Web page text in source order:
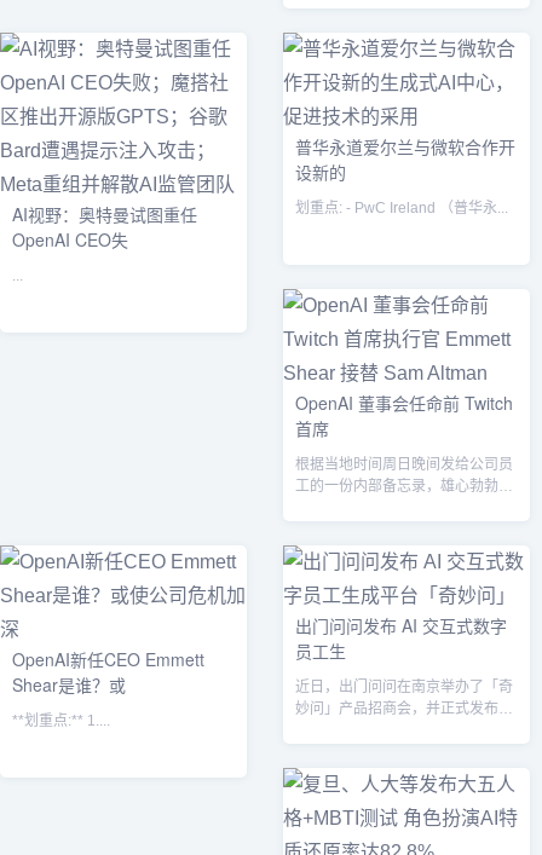
AI视野：奥特曼试图重任
OpenAI CEO失
...
普华永道爱尔兰与微软合作开
设新的
划重点: - PwC Ireland （普华永...
OpenAI 董事会任命前 Twitch
首席
根据当地时间周日晚间发给公司员
工的一份内部备忘录，雄心勃勃的
OpenAI新任CEO Emmett
Shear是谁？或
**划重点:** 1....
出门问问发布 AI 交互式数字
员工生
近日，出门问问在南京举办了「奇
妙问」产品招商会，并正式发布了